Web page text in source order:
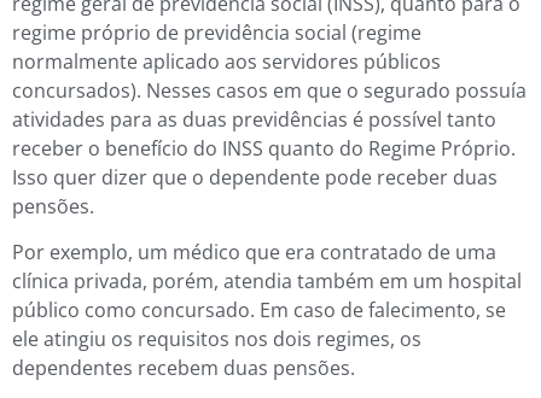
regime próprio de previdência social (regime
normalmente aplicado aos servidores públicos
concursados). Nesses casos em que o segurado possuía
atividades para as duas previdências é possível tanto
receber o benefício do INSS quanto do Regime Próprio.
Isso quer dizer que o dependente pode receber duas
pensões.
Por exemplo, um médico que era contratado de uma
clínica privada, porém, atendia também em um hospital
público como concursado. Em caso de falecimento, se
ele atingiu os requisitos nos dois regimes, os
dependentes recebem duas pensões.